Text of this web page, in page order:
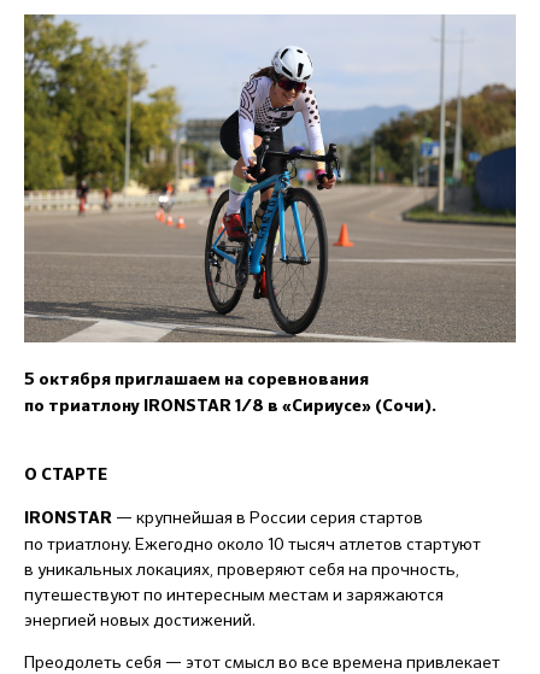
5 октября приглашаем на соревнования
по триатлону
IRONSTAR 1/8 в «Сириусе» (Сочи).
О СТАРТЕ
IRONSTAR — крупнейшая в России серия стартов
по триатлону. Ежегодно около 10 тысяч атлетов стартуют
в уникальных локациях, проверяют себя на прочность,
путешествуют по интересным местам и заряжаются
энергией новых достижений.
Преодолеть себя — этот смысл во все времена привлекает